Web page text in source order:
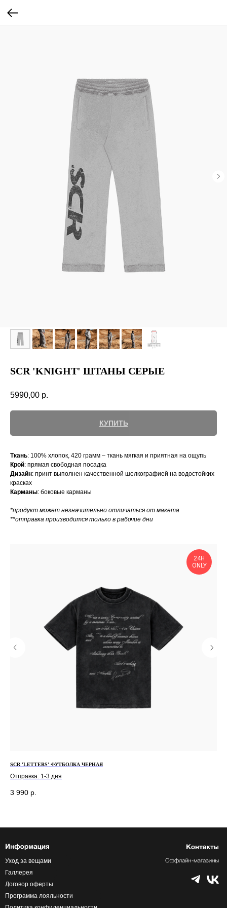
SCR 'KNIGHT' ШТАНЫ СЕРЫЕ
5990,00 р.
КУПИТЬ
Ткань: 100% хлопок, 420 грамм – ткань мягкая и приятная на ощупь
Крой: прямая свободная посадка
Дизайн: принт выполнен качественной шелкографией на водостойких
красках
Карманы: боковые карманы
*продукт может незначительно отличаться от макета
**отправка производится только в рабочие дни
24H
ONLY
SCR 'LETTERS' ФУТБОЛКА ЧЕРНАЯ
Отправка: 1-3 дня
3 990 р.
Программа лояльности
Договор оферты
Галлерея
Уход за вещами